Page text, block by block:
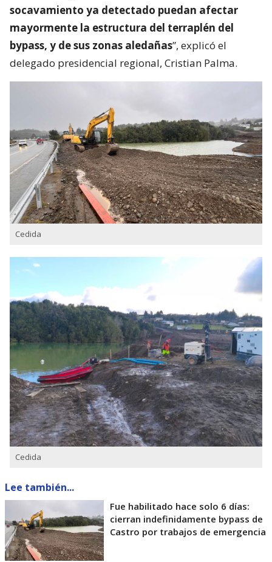
socavamiento ya detectado puedan afectar
mayormente la estructura del terraplén del
bypass, y de sus zonas aledañas”, explicó el
delegado presidencial regional, Cristian Palma.
Cedida
Cedida
Lee también...
Fue habilitado hace solo 6 días:
cierran indefinidamente bypass de
Castro por trabajos de emergencia